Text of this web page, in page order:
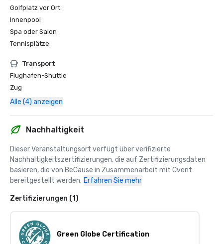
Golfplatz vor Ort
Innenpool
Spa oder Salon
Tennisplätze
Transport
Flughafen-Shuttle
Zug
Alle (4) anzeigen
Nachhaltigkeit
Dieser Veranstaltungsort verfügt über verifizierte
Nachhaltigkeitszertifizierungen, die auf Zertifizierungsdaten
basieren, die von BeCause in Zusammenarbeit mit Cvent
bereitgestellt werden. Erfahren Sie mehr
Zertifizierungen (1)
Green Globe Certification